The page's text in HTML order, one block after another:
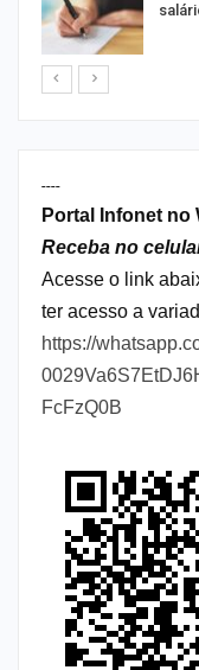
----
Portal Infonet no
Receba no
Acesse o link
ter acesso a
https://
FcFzQ0B